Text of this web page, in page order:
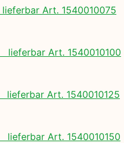
Art. 1540010075
Art. 1540010100
Art. 1540010125
Art. 1540010150